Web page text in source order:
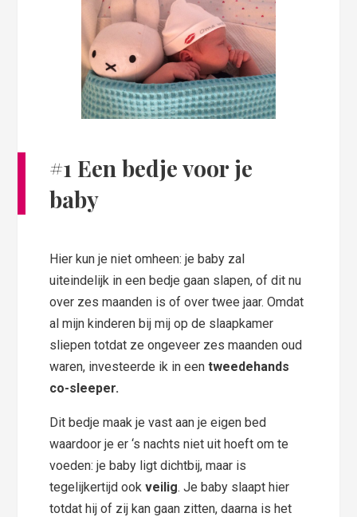
#1 Een bedje voor je
baby
Hier kun je niet omheen: je baby zal
uiteindelijk in een bedje gaan slapen, of dit nu
over zes maanden is of over twee jaar. Omdat
al mijn kinderen bij mij op de slaapkamer
sliepen totdat ze ongeveer zes maanden oud
waren, investeerde ik in eentweedehands
co-sleeper.
Dit bedje maak je vast aan je eigen bed
waardoor je er ‘s nachts niet uit hoeft om te
voeden: je baby ligt dichtbij, maar is
tegelijkertijd ookveilig. Je baby slaapt hier
totdat hij of zij kan gaan zitten, daarna is het